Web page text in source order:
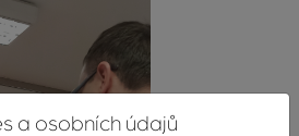
a osobních údajů